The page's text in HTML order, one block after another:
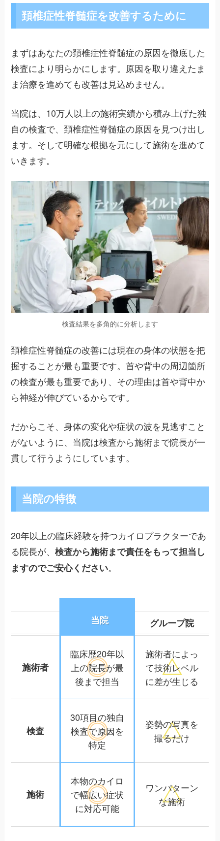
頚椎症性脊髄症を改善するために
まずはあなたの頚椎症性脊髄症の原因を徹底した
検査により明らかにします。原因を取り違えたま
ま治療を進めても改善は見込めません。
当院は、10万人以上の施術実績から積み上げた独
自の検査で、頚椎症性脊髄症の原因を見つけ出し
ます。そして明確な根拠を元にして施術を進めて
いきます。
検査結果を多角的に分析します
頚椎症性脊髄症の改善には現在の身体の状態を把
握することが最も重要です。首や背中の周辺箇所
の検査が最も重要であり、その理由は首や背中か
ら神経が伸びているからです。
だからこそ、身体の変化や症状の波を見逃すこと
がないように、当院は検査から施術まで院長が一
貫して行うようにしています。
当院の特徴
20年以上の臨床経験を持つカイロプラクターであ
る院長が、検査から施術まで責任をもって担当し
ますのでご安心ください。
当院 グループ院
施術者
臨床歴20年以
上の院長が最
後まで担当
施術者によっ
て技術レベル
に差が生じる
検査
30項目の独自
検査で原因を
特定
姿勢の写真を
撮るだけ
施術
本物のカイロ
で幅広い症状
に対応可能
ワンパターン
な施術